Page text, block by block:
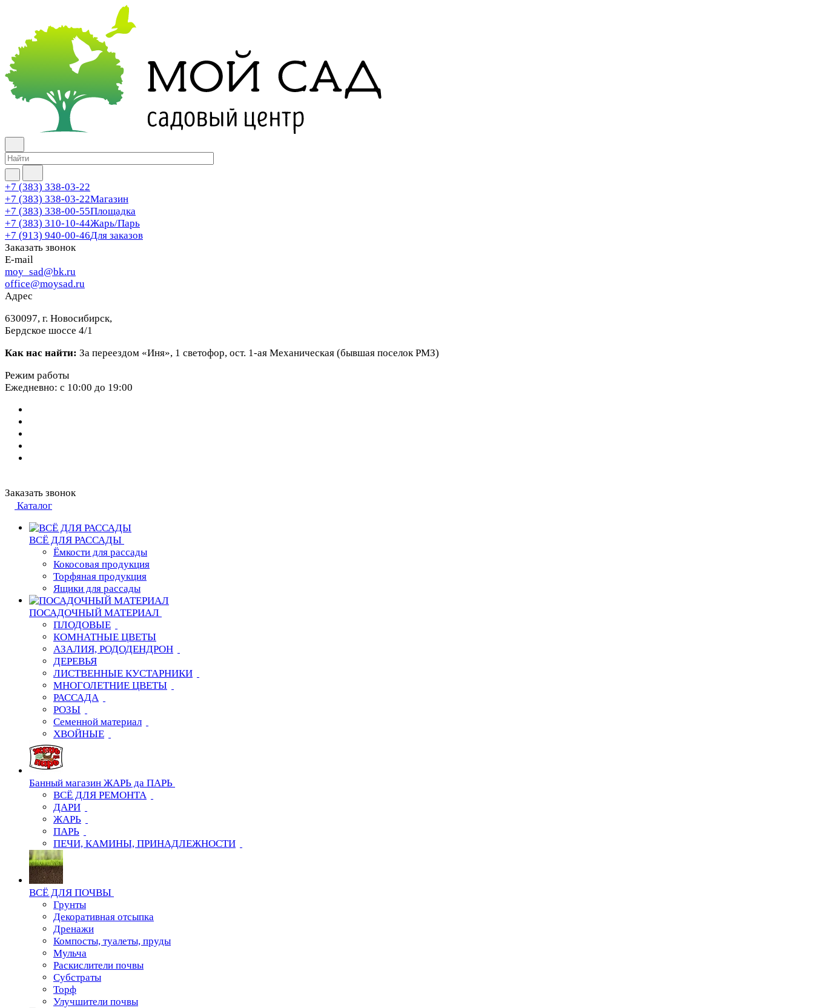
+7 (383) 338-03-22
+7 (383) 338-03-22Магазин
+7 (383) 338-00-55Площадка
+7 (383) 310-10-44Жарь/Парь
+7 (913) 940-00-46Для заказов
Заказать звонок
E-mail
moy_sad@bk.ru
office@moysad.ru
Адрес
630097, г. Новосибирск,
Бердское шоссе 4/1
Как нас найти: За переездом «Иня», 1 светофор, ост. 1-ая Механическая (бывшая поселок РМЗ)
Режим работы
Ежедневно: с 10:00 до 19:00
Заказать звонок
Каталог
ВСЁ ДЛЯ РАССАДЫ
Ёмкости для рассады
Кокосовая продукция
Торфяная продукция
Ящики для рассады
ПОСАДОЧНЫЙ МАТЕРИАЛ
ПЛОДОВЫЕ
КОМНАТНЫЕ ЦВЕТЫ
АЗАЛИЯ, РОДОДЕНДРОН
ДЕРЕВЬЯ
ЛИСТВЕННЫЕ КУСТАРНИКИ
МНОГОЛЕТНИЕ ЦВЕТЫ
РАССАДА
РОЗЫ
Семенной материал
ХВОЙНЫЕ
Банный магазин ЖАРЬ да ПАРЬ
ВСЁ ДЛЯ РЕМОНТА
ДАРИ
ЖАРЬ
ПАРЬ
ПЕЧИ, КАМИНЫ, ПРИНАДЛЕЖНОСТИ
ВСЁ ДЛЯ ПОЧВЫ
Грунты
Декоративная отсыпка
Дренажи
Компосты, туалеты, пруды
Мульча
Раскислители почвы
Субстраты
Торф
Улучшители почвы